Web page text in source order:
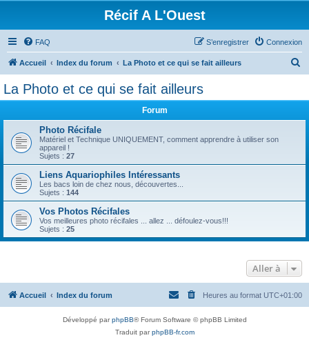
Récif A L'Ouest
FAQ Connexion
S’enregistrer
Accueil Index du forum La Photo et ce qui se fait ailleurs
La Photo et ce qui se fait ailleurs
Forum
Photo Récifale
Matériel et Technique UNIQUEMENT, comment apprendre à utiliser son
appareil !
Sujets : 27
Liens Aquariophiles Intéressants
Les bacs loin de chez nous, découvertes...
Sujets : 144
Vos Photos Récifales
Vos meilleures photo récifales ... allez ... défoulez-vous!!!
Sujets : 25
Aller à
Accueil Index du forum Heures au format UTC+01:00
Développé parphpBB® Forum Software © phpBB Limited
Traduit parphpBB-fr.com